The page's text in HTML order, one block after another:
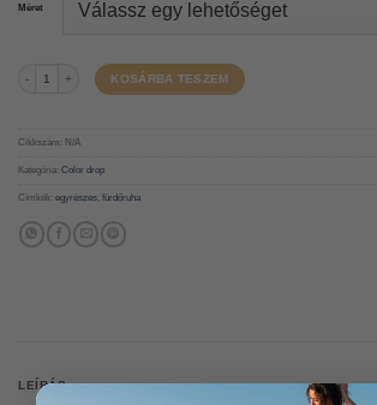
Méret
Palain egyrészes fürdőruha - Cherry mennyiség
KOSÁRBA TESZEM
Cikkszám: N/A
Kategória: Color drop
Címkék: egyrészes, fürdőruha
LEÍRÁS